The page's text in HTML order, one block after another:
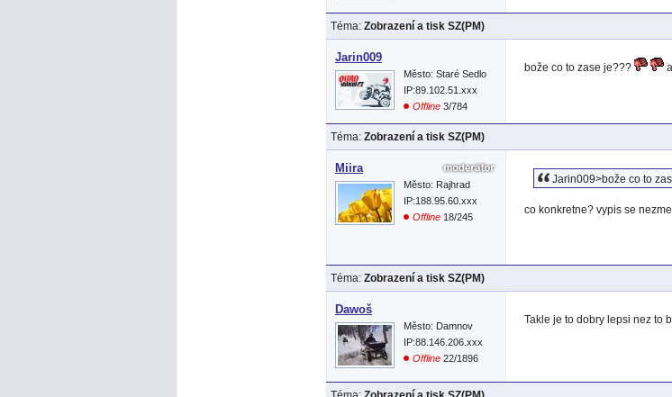
Téma: Zobrazení a tisk SZ(PM)
Jarin009
Město: Staré Sedlo
IP:89.102.51.xxx
Offline 3/784
bože co to zase je???
Téma: Zobrazení a tisk SZ(PM)
Miira
Město: Rajhrad
IP:188.95.60.xxx
Offline 18/245
Jarin009>bože co to
co konkretne? vypis se
Téma: Zobrazení a tisk SZ(PM)
Dawoš
Město: Damnov
IP:88.146.206.xxx
Offline 22/1896
Takle je to dobry lepsi nez to